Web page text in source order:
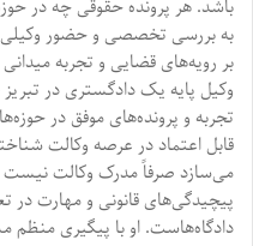
باشد. هر پرونده حقوقی چه در
به بررسی تخصصی و حضور وکیلی
بر رویه‌های قضایی و تجربه
وکیل پایه یک دادگستری در
تجربه و پرونده‌های موفق در
قابل اعتماد در عرصه وکالت
می‌سازد صرفاً مدرک وکالت نیست
پیچیدگی‌های قانونی و مهارت در
دادگاه‌هاست. او با پیگیری منظم